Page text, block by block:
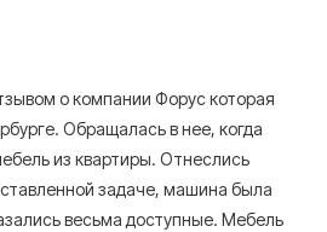
о компании Форус которая
Обращалась в нее, когда
из квартиры. Отнеслись
задаче, машина была
весьма доступные. Мебель